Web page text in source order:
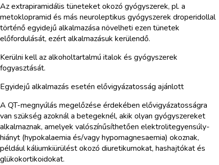
Az extrapiramidális tüneteket okozó gyógyszerek, pl. a
metoklopramid és más neuroleptikus gyógyszerek droperidollal
történő egyidejű alkalmazása növelheti ezen tünetek
előfordulását, ezért alkalmazásuk kerülendő.
Kerülni kell az alkoholtartalmú italok és gyógyszerek
fogyasztását.
Egyidejű alkalmazás esetén elővigyázatosság ajánlott
A QT-megnyúlás megelőzése érdekében elővigyázatosságra
van szükség azoknál a betegeknél, akik olyan gyógyszereket
alkalmaznak, amelyek valószínűsíthetően elektrolitegyensúly-
hiányt (hypokalaemia és/vagy hypomagnesaemia) okoznak,
például káliumkiürülést okozó diuretikumokat, hashajtókat és
glükokortikoidokat.